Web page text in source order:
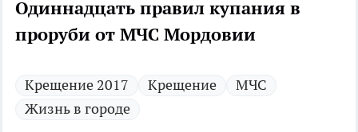
Одиннадцать правил купания в
проруби от МЧС Мордовии
Крещение 2017 Крещение
МЧС
Жизнь в городе